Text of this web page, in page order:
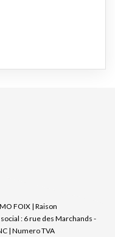
FOIX | Raison
: 6 rue des Marchands -
| Numero TVA